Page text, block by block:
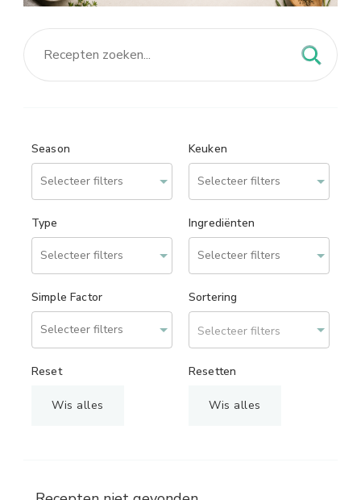
Season Keuken
Type Ingrediënten
Simple Factor Sortering
Selecteer filters
Reset
Wis alles
Resetten
Wis alles